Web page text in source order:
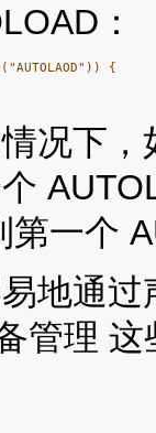
：
{
况下
一个
地通
管理